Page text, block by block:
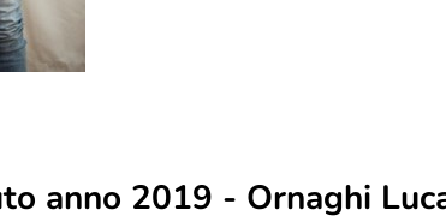
anno 2019 - Ornaghi